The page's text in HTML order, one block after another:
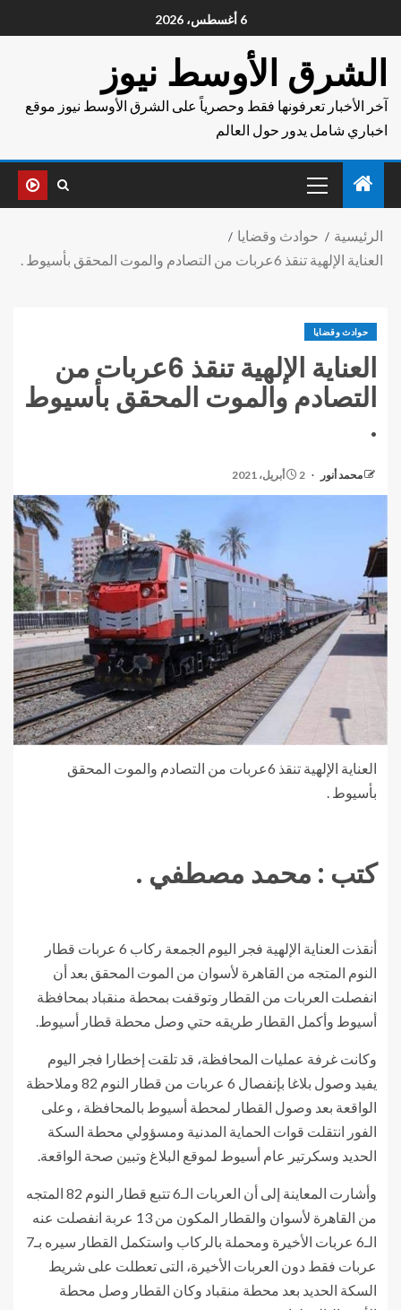
6 أغسطس، 2026
الشرق الأوسط نيوز
آخر الأخبار تعرفونها فقط وحصرياً على الشرق الأوسط نيوز موقع
اخباري شامل يدور حول العالم
الرئيسية
حوادث وقضايا
العناية الإلهية تنقذ 6عربات من التصادم والموت المحقق بأسيوط .
حوادث وقضايا
العناية الإلهية تنقذ 6عربات من
التصادم والموت المحقق بأسيوط
.
محمد أنور 2 أبريل، 2021
العناية الإلهية تنقذ 6عربات من التصادم والموت المحقق
بأسيوط .
كتب : محمد مصطفي .
أنقذت العناية الإلهية فجر اليوم الجمعة ركاب 6 عربات قطار
النوم المتجه من القاهرة لأسوان من الموت المحقق بعد أن
انفصلت العربات من القطار وتوقفت بمحطة منقباد بمحافظة
أسيوط وأكمل القطار طريقه حتي وصل محطة قطار أسيوط.
وكانت غرفة عمليات المحافظة، قد تلقت إخطارا فجر اليوم
يفيد وصول بلاغا بإنفصال 6 عربات من قطار النوم 82 وملاحظة
الواقعة بعد وصول القطار لمحطة أسيوط بالمحافظة ، وعلى
الفور انتقلت قوات الحماية المدنية ومسؤولي محطة السكة
الحديد وسكرتير عام أسيوط لموقع البلاغ وتبين صحة الواقعة.
وأشارت المعاينة إلى أن العربات الـ6 تتبع قطار النوم 82 المتجه
من القاهرة لأسوان والقطار المكون من 13 عربة انفصلت عنه
الـ6 عربات الأخيرة ومحملة بالركاب واستكمل القطار سيره بـ7
عربات فقط دون العربات الأخيرة، التى تعطلت على شريط
السكة الحديد بعد محطة منقباد وكان القطار وصل محطة